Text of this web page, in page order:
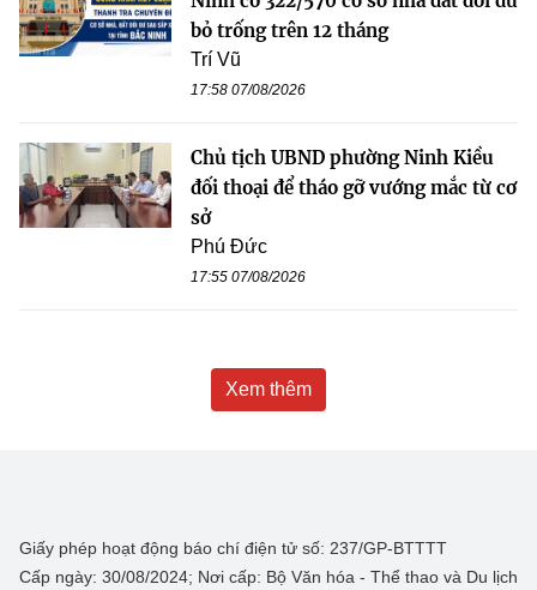
bỏ trống trên 12 tháng
Trí Vũ
17:58 07/08/2026
Chủ tịch UBND phường Ninh Kiều
đối thoại để tháo gỡ vướng mắc từ cơ
sở
Phú Đức
17:55 07/08/2026
Xem thêm
Giấy phép hoạt động báo chí điện tử số: 237/GP-BTTTT
Cấp ngày: 30/08/2024; Nơi cấp: Bộ Văn hóa - Thể thao và Du lịch